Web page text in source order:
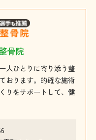
骨院
人ひとりに寄り添う整
おります。的確な施術
りをサポートして、健